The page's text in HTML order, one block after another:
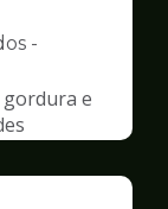
-
gordura e